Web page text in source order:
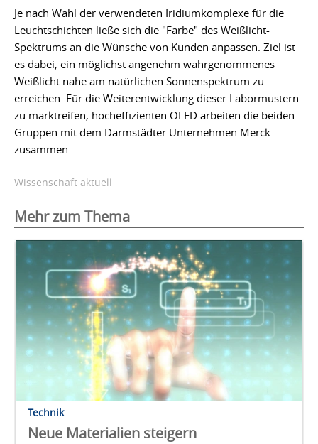
Je nach Wahl der verwendeten Iridiumkomplexe für die
Leuchtschichten ließe sich die "Farbe" des Weißlicht-
Spektrums an die Wünsche von Kunden anpassen. Ziel ist
es dabei, ein möglichst angenehm wahrgenommenes
Weißlicht nahe am natürlichen Sonnenspektrum zu
erreichen. Für die Weiterentwicklung dieser Labormustern
zu marktreifen, hocheffizienten OLED arbeiten die beiden
Gruppen mit dem Darmstädter Unternehmen Merck
zusammen.
Wissenschaft aktuell
Mehr zum Thema
Technik
Neue Materialien steigern